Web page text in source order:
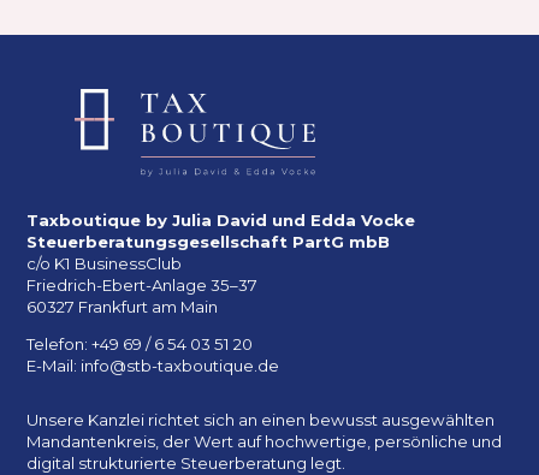
Taxboutique by Julia David und Edda Vocke
Steuerberatungsgesellschaft PartG mbB
c/o K1 BusinessClub
Friedrich-Ebert-Anlage 35–37
60327 Frankfurt am Main
Telefon: +49 69 / 6 54 03 51 20
E-Mail: info@stb-taxboutique.de
Unsere Kanzlei richtet sich an einen bewusst ausgewählten
Mandantenkreis, der Wert auf hochwertige, persönliche und
digital strukturierte Steuerberatung legt.